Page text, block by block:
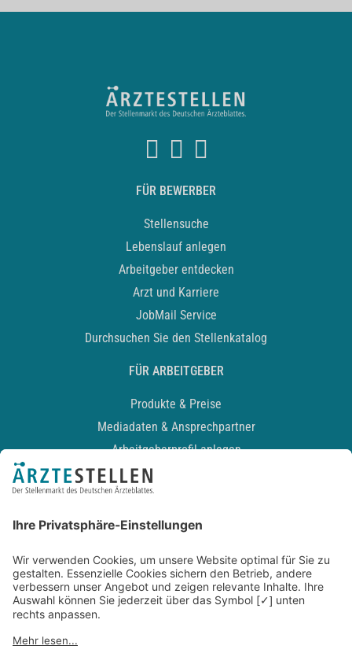
FÜR BEWERBER
Stellensuche
Lebenslauf anlegen
Arbeitgeber entdecken
Arzt und Karriere
JobMail Service
Durchsuchen Sie den Stellenkatalog
FÜR ARBEITGEBER
Produkte & Preise
Mediadaten & Ansprechpartner
Arbeitgeberprofil anlegen
Recruiting-Podcast
Kontakt
Datenschutz
Newsletter